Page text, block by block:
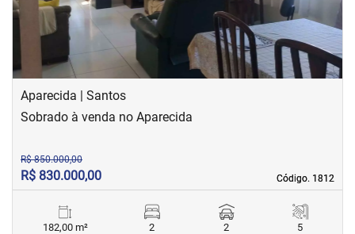
Aparecida | Santos
Código. 1812
Código. 1812
Sobrado à venda no Aparecida
R$ 850.000,00
R$ 830.000,00
182,00 m²
2
2
5